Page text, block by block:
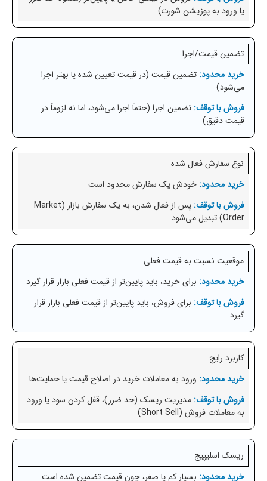
یا ورود به پوزیشن شورت)
تضمین قیمت/اجرا
تضمین قیمت (در قیمت تعیین شده یا بهتر اجرا
می‌شود)
تضمین اجرا (حتماً اجرا می‌شود، اما نه لزوماً در
قیمت دقیق)
نوع سفارش فعال شده
خودش یک سفارش محدود است
پس از فعال شدن، به یک سفارش بازار (Market
Order) تبدیل می‌شود
موقعیت نسبت به قیمت فعلی
برای خرید، باید پایین‌تر از قیمت فعلی بازار قرار گیرد
برای فروش، باید پایین‌تر از قیمت فعلی بازار قرار
گیرد
کاربرد رایج
ورود به معاملات خرید در اصلاح قیمت یا حمایت‌ها
مدیریت ریسک (حد ضرر)، قفل کردن سود یا ورود
به معاملات فروش (Short Sell)
ریسک اسلیپیج
بسیار کم یا صفر، چون قیمت تضمین شده است